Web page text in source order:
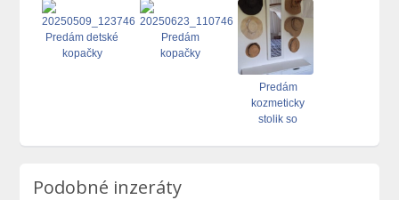
Predám detské
kopačky
Predám
kopačky
Predám
kozmeticky
stolik so
Podobné inzeráty